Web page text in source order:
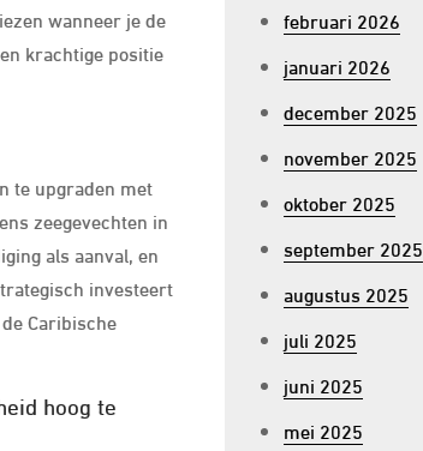
wanneer je de
krachtige positie
te upgraden met
zeegevechten in
als aanval, en
investeert
Caribische
hoog te
februari 2026
januari 2026
december 2025
november 2025
oktober 2025
september 2025
augustus 2025
juli 2025
juni 2025
mei 2025